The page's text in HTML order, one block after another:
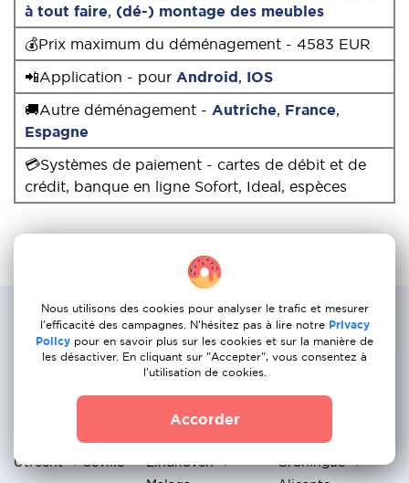
à tout faire, (dé-) montage des meubles
💰Prix maximum du déménagement - 4583 EUR
📲Application - pour Android, IOS
🚚Autre déménagement - Autriche, France,
Espagne
💳Systèmes de paiement - cartes de débit et de
crédit, banque en ligne Sofort, Ideal, espèces
Les itineraires les plus populaires des
services de demenagement : Pays-Bas
a Portugal
Amsterdam →
Barcelone
La Haye →
Utrecht → Séville
Eindhoven →
Groningue →
Nous utilisons des cookies pour analyser le trafic et mesurer
l'efficacité des campagnes. N'hésitez pas à lire notre Privacy
Policy pour en savoir plus sur les cookies et sur la manière de
les désactiver. En cliquant sur "Accepter", vous consentez à
l'utilisation de cookies.
Accorder